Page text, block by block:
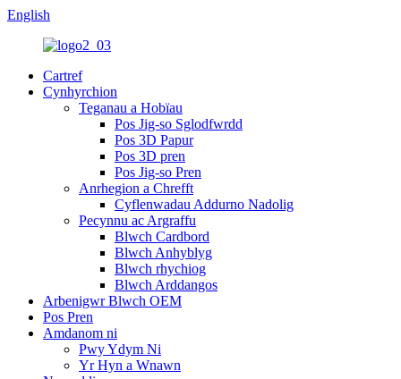
English
Cartref
Cynhyrchion
Teganau a Hobïau
Pos Jig-so Sglodfwrdd
Pos 3D Papur
Pos 3D pren
Pos Jig-so Pren
Anrhegion a Chrefft
Cyflenwadau Addurno Nadolig
Pecynnu ac Argraffu
Blwch Cardbord
Blwch Anhyblyg
Blwch rhychiog
Blwch Arddangos
Arbenigwr Blwch OEM
Pos Pren
Amdanom ni
Pwy Ydym Ni
Yr Hyn a Wnawn